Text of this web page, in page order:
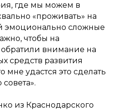
где мы можем в
«проживать» на
эмоционально сложные
чтобы на
внимание на
средств развития
мне удастся это сделать
из Краснодарского